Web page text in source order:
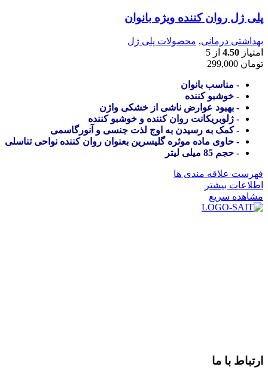
پلی ژل روان کننده ویژه بانوان
بهداشتی درمانی, محصولات پلی ژل
امتیاز 4.50 از 5
تومان
- مناسب بانوان
- خوشبو کننده
- بهبود عوارض ناشی از خشکی واژن
- ژلوبریکانت روان کننده و خوشبو کننده
- کمک به رسیدن به اوج لذت جنسی و آنورگاسمی
- حاوی ماده موثره گلیسرین بعنوان روان کننده نواحی تناسلی
- حجم 85 میلی لیتر
فهرست علاقه مندی ها
اطلاعات بیشتر
مشاهده سریع
ارتباط با ما